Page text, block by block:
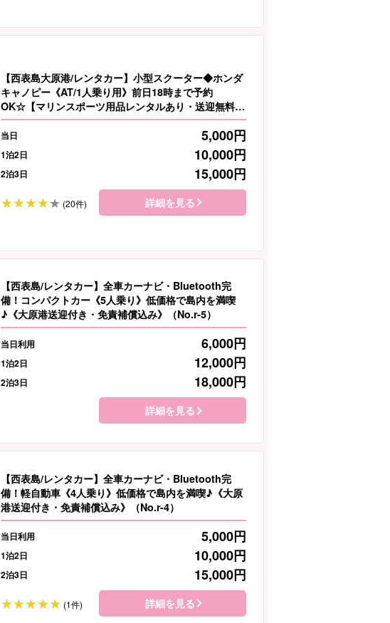
【西表島大原港/レンタカー】小型スクーター◆ホンダ
キャノピー《AT/1人乗り用》前日18時まで予約
OK☆【マリンスポーツ用品レンタルあり・送迎無料】
（No.r-3）
当日 5,000円
1泊2日 10,000円
2泊3日 15,000円
(20件) 詳細を見る
【西表島/レンタカー】全車カーナビ・Bluetooth完
備！コンパクトカー《5人乗り》低価格で島内を満喫
♪《大原港送迎付き・免責補償込み》（No.r-5）
当日利用 6,000円
1泊2日 12,000円
2泊3日 18,000円
詳細を見る
【西表島/レンタカー】全車カーナビ・Bluetooth完
備！軽自動車《4人乗り》低価格で島内を満喫♪《大原
港送迎付き・免責補償込み》（No.r-4）
当日利用 5,000円
1泊2日 10,000円
2泊3日 15,000円
(1件) 詳細を見る